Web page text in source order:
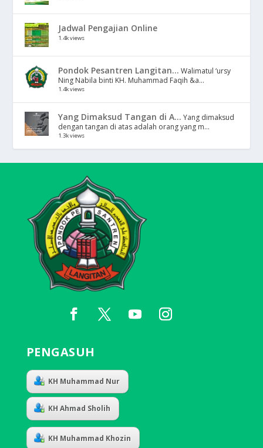
Jadwal Pengajian Online
1.4k views
Pondok Pesantren Langitan... Walimatul ‘ursy
Ning Nabila binti KH. Muhammad Faqih &a...
1.4k views
Yang Dimaksud Tangan di A... Yang dimaksud
dengan tangan di atas adalah orang yang m...
1.3k views
PENGASUH
KH Muhammad Nur
KH Ahmad Sholih
KH Muhammad Khozin